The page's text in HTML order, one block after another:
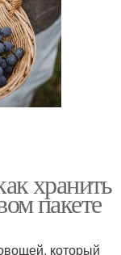
хранить
пакете
который